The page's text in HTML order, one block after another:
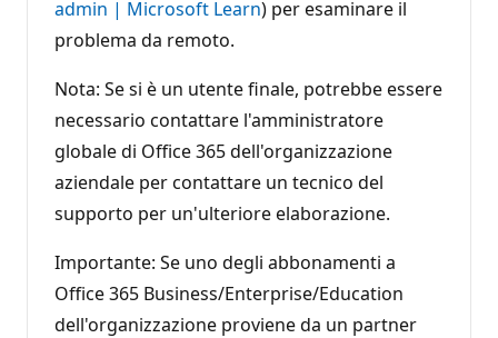
admin | Microsoft Learn) per esaminare il
problema da remoto.
Nota: Se si è un utente finale, potrebbe essere
necessario contattare l'amministratore
globale di Office 365 dell'organizzazione
aziendale per contattare un tecnico del
supporto per un'ulteriore elaborazione.
Importante: Se uno degli abbonamenti a
Office 365 Business/Enterprise/Education
dell'organizzazione proviene da un partner